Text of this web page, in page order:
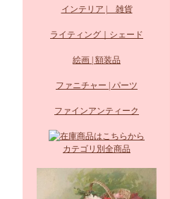
インテリア | 雑貨
ライティング｜シェード
絵画 | 額装品
ファニチャー | パーツ
ファインアンティーク
カテゴリ別全商品